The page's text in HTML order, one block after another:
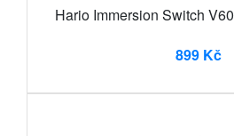
Hario Immersion Switch
899 Kč